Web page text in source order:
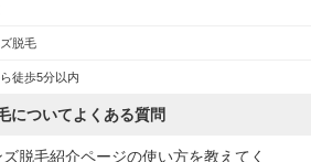
脱毛
徒歩5分以内
についてよくある質問
脱毛紹介ページの使い方を教えてく